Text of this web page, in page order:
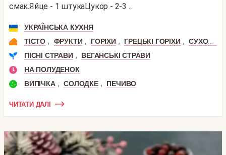
смак.Яйце - 1 штукаЦукор - 2-3 ...
УКРАЇНСЬКА КУХНЯ
ТІСТО , ФРУКТИ , ГОРІХИ , ГРЕЦЬКІ ГОРІХИ , СУХОФРУКТИ
ПІСНІ СТРАВИ ,
ВЕГАНСЬКІ СТРАВИ
НА ПОЛУДЕНОК
ВИПІЧКА , СОЛОДКЕ , ПЕЧИВО
ЧИТАТИ ДАЛІ